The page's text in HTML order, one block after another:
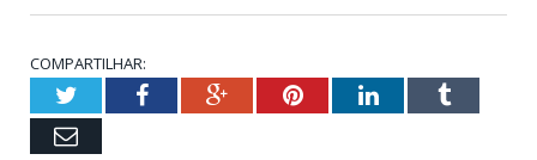
COMPARTILHAR:
TwitterFacebookGoogle+PinterestLinkedInTumblr
Email